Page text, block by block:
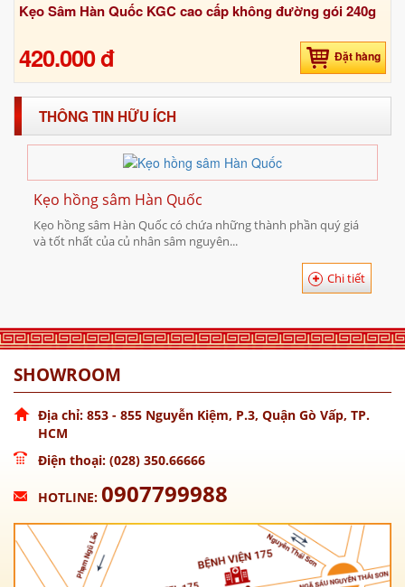
Kẹo Sâm Hàn Quốc KGC cao cấp không đường gói 240g
420.000 đ Đặt hàng
THÔNG TIN HỮU ÍCH
Kẹo hồng sâm Hàn Quốc
Kẹo hồng sâm Hàn Quốc có chứa những thành phần quý giá
và tốt nhất của củ nhân sâm nguyên...
Chi tiết
SHOWROOM
Địa chỉ: 853 - 855 Nguyễn Kiệm, P.3, Quận Gò Vấp, TP.
HCM
Điện thoại: (028) 350.66666
HOTLINE: 0907799988